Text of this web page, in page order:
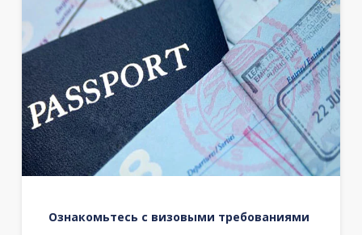
Ознакомьтесь с визовыми требованиями